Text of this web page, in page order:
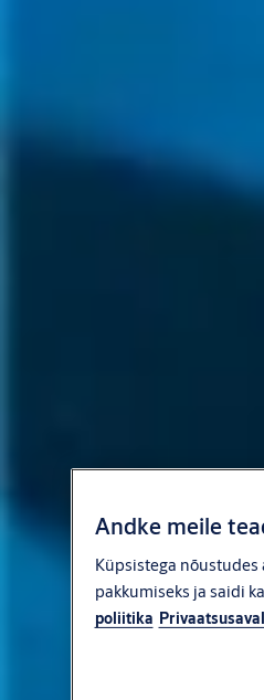
Andke meile
Küpsistega
pakkumiseks ja saidi
poliitika